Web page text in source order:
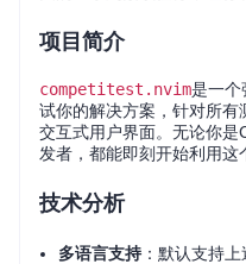
项目简介
competitest.nvim是一个
试你的解决方案，针对所有
交互式用户界面。无论你
发者，都能即刻开始利用这
技术分析
多语言支持 ：默认支持